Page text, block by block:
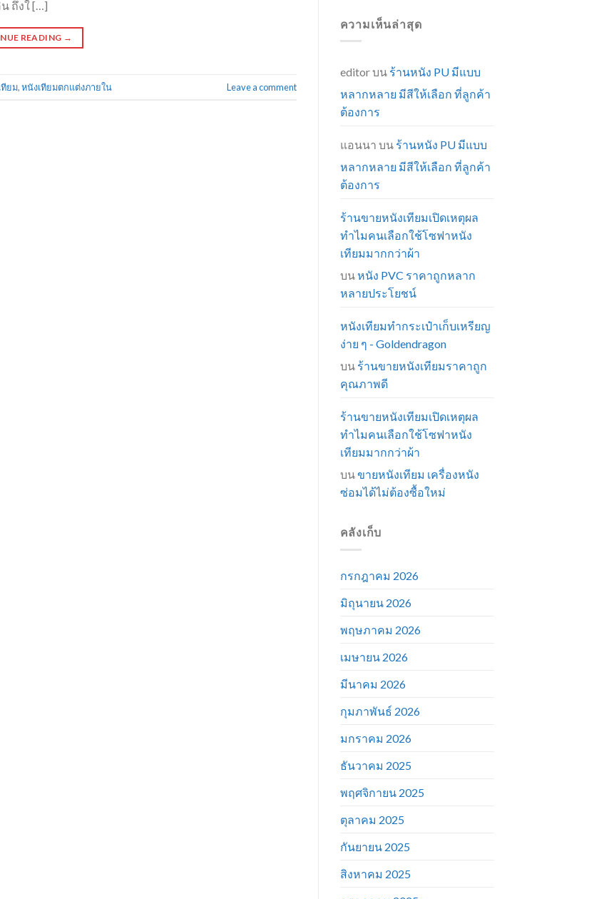
ถึงใ […]
READING →
ทียม,หนังเทียมตกแต่งภายใน Leave a comment
ความเห็นล่าสุด
editorบน ร้านหนัง PU มีแบบ
หลากหลาย มีสีให้เลือก ที่ลูกค้า
ต้องการ
แอนนา บน ร้านหนัง PU มีแบบ
หลากหลาย มีสีให้เลือก ที่ลูกค้า
ต้องการ
ร้านขายหนังเทียมเปิดเหตุผล
ทำไมคนเลือกใช้โซฟาหนัง
เทียมมากกว่าผ้า
บนหนัง PVC ราคาถูกหลาก
หลายประโยชน์
หนังเทียมทำกระเป๋าเก็บเหรียญ
ง่าย ๆ - Goldendragon
บน ร้านขายหนังเทียมราคาถูก
คุณภาพดี
ร้านขายหนังเทียมเปิดเหตุผล
ทำไมคนเลือกใช้โซฟาหนัง
เทียมมากกว่าผ้า
บนขายหนังเทียม เครื่องหนัง
ซ่อมได้ไม่ต้องซื้อใหม่
คลังเก็บ
กรกฎาคม 2026
มิถุนายน 2026
พฤษภาคม 2026
เมษายน 2026
มีนาคม 2026
กุมภาพันธ์ 2026
มกราคม 2026
ธันวาคม 2025
พฤศจิกายน 2025
ตุลาคม 2025
กันยายน 2025
สิงหาคม 2025